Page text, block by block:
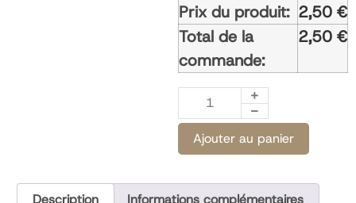
Prix du produit: 2,50 €
Total de la
commande:
2,50 €
Ajouter au panier